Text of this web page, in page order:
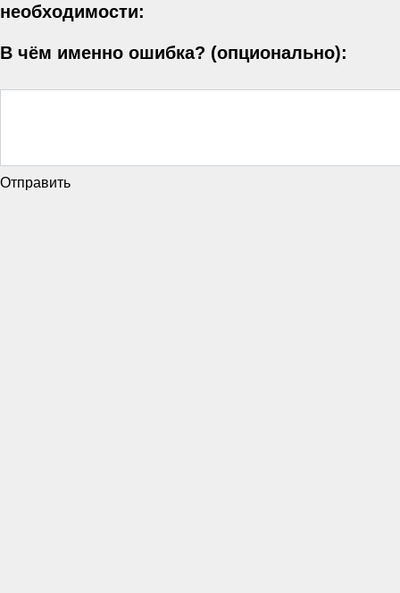
необходимости:
В чём именно ошибка? (опционально):
Отправить